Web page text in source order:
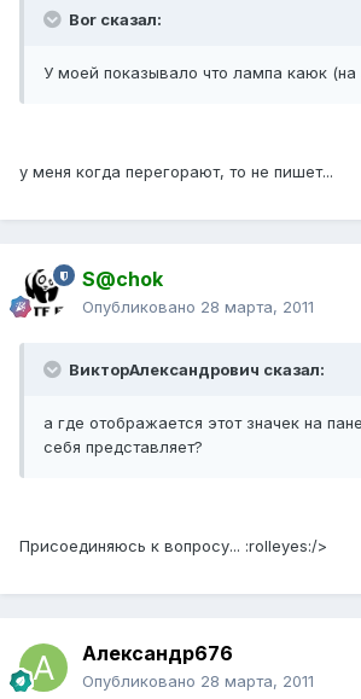
Bor сказал:
У моей показывало что лампа каюк (на
у меня когда перегорают, то не пишет...
S@chok
Опубликовано 28 марта, 2011
ВикторАлександрович сказал:
а где отображается этот значек на
себя представляет?
Присоединяюсь к вопросу... :rolleyes:/>
Александр676
Опубликовано 28 марта, 2011